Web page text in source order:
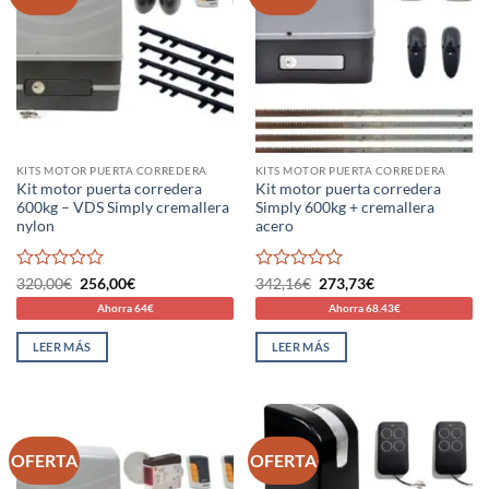
KITS MOTOR PUERTA CORREDERA
Kit motor puerta corredera
600kg – VDS Simply cremallera
nylon
Valorado
con
0
de
320,00€ El
precio
original
era:
320,00€.
256,00€El
precio
actual
es:
Ahorra 64€
LEER MÁS
KITS MOTOR PUERTA CORREDERA
Kit motor puerta corredera
Simply 600kg + cremallera
acero
Valorado
con
0
de
342,16€ El
precio
original
era:
342,16€.
273,73€El
precio
actual
es:
Ahorra 68.43€
LEER MÁS
OFERTA OFERTA